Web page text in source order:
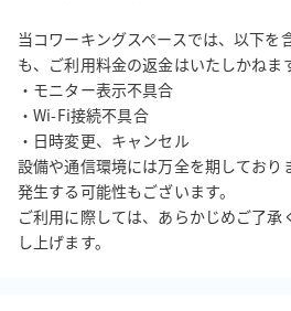
当コワーキングスペースでは、以下を
も、ご利用料金の返金はいたしかねま
・モニター表示不具合
・Wi-Fi接続不具合
・日時変更、キャンセル
設備や通信環境には万全を期しており
発生する可能性もございます。
ご利用に際しては、あらかじめご了承
し上げます。